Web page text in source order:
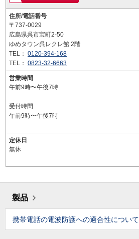
住所/電話番号
〒737-0029
広島県呉市宝町2-50
ゆめタウン呉レクレ館 2階
TEL： 0120-394-168
TEL： 0823-32-6663
営業時間
午前9時〜午後7時
受付時間
午前9時〜午後7時
定休日
無休
製品
携帯電話の電波防護への適合性について